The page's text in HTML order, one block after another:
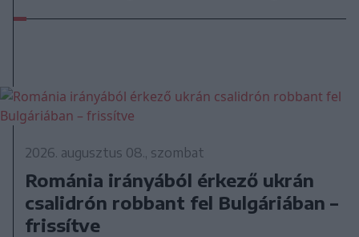
2026. augusztus 08., szombat
Románia irányából érkező ukrán
csalidrón robbant fel Bulgáriában –
frissítve